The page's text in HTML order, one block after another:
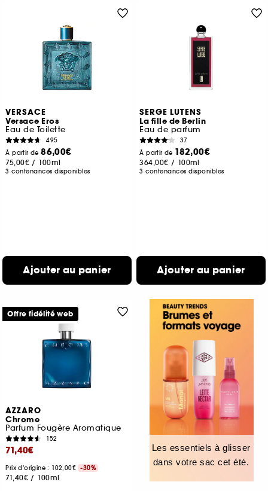
VERSACE
Versace Eros
Eau de Toilette
495
À partir de86,00€
75,00€ / 100ml
3 contenances disponibles
Ajouter au panier
SERGE LUTENS
La fille de Berlin
Eau de parfum
37
À partir de 182,00€
364,00€ / 100ml
3 contenances disponibles
Ajouter au panier
AZZARO
Chrome
Parfum Fougère Aromatique
152
71,40€
Prix d'origine : 102,00€ -30%
71,40€ / 100ml
Offre fidélité web
Les essentiels à glisser
dans votre sac cet été.